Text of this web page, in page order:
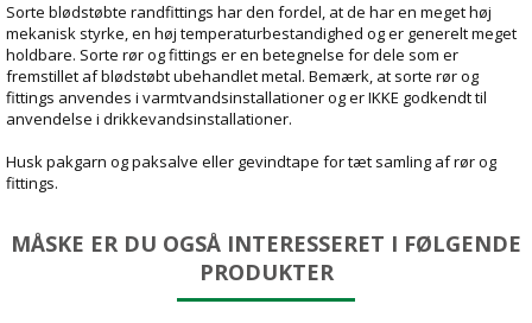
Sorte blødstøbte randfittings har den fordel, at de har en meget høj
mekanisk styrke, en høj temperaturbestandighed og er generelt meget
holdbare. Sorte rør og fittings er en betegnelse for dele som er
fremstillet af blødstøbt ubehandlet metal. Bemærk, at sorte rør og
fittings anvendes i varmtvandsinstallationer og er IKKE godkendt til
anvendelse i drikkevandsinstallationer.
Husk pakgarn og paksalve eller gevindtape for tæt samling af rør og
fittings.
MÅSKE ER DU OGSÅ INTERESSERET I FØLGENDE
PRODUKTER